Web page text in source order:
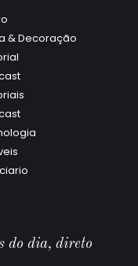
& Decoração
do dia, direto